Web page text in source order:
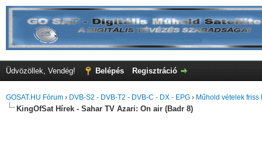
Üdvözöllek, Vendég! Belépés Regisztráció
GOSAT.HU Fórum › DVB-S2 - DVB-T2 - DVB-C - DX - EPG › Műhold vételek friss
KingOfSat Hírek - Sahar TV Azari: On air (Badr 8)